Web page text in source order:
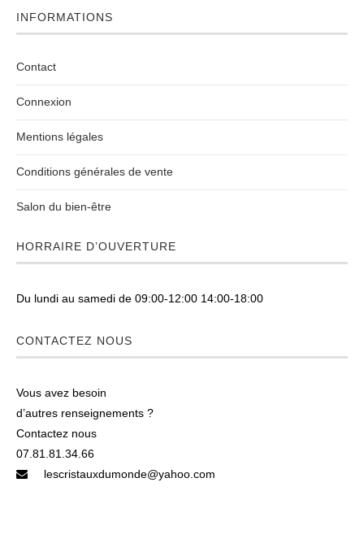
INFORMATIONS
Contact
Connexion
Mentions légales
Conditions générales de vente
Salon du bien-être
HORRAIRE D’OUVERTURE
Du lundi au samedi de 09:00-12:00 14:00-18:00
CONTACTEZ NOUS
Vous avez besoin
d’autres renseignements ?
Contactez nous
07.81.81.34.66
lescristauxdumonde@yahoo.com